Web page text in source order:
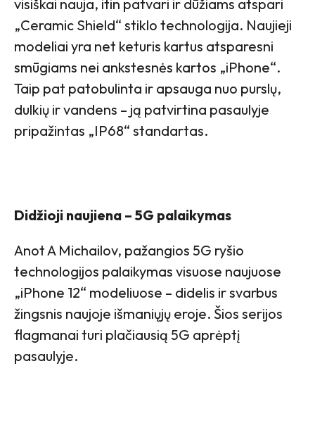
visiškai nauja, itin patvari ir dūžiams atspari
„Ceramic Shield“ stiklo technologija. Naujieji
modeliai yra net keturis kartus atsparesni
smūgiams nei ankstesnės kartos „iPhone“.
Taip pat patobulinta ir apsauga nuo purslų,
dulkių ir vandens – ją patvirtina pasaulyje
pripažintas „IP68“ standartas.
Didžioji naujiena – 5G palaikymas
Anot A Michailov, pažangios 5G ryšio
technologijos palaikymas visuose naujuose
„iPhone 12“ modeliuose – didelis ir svarbus
žingsnis naujoje išmaniųjų eroje. Šios serijos
flagmanai turi plačiausią 5G aprėptį
pasaulyje.